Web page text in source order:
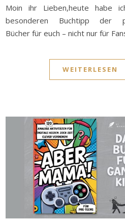
Moin ihr Lieben,heute habe
besonderen Buchtipp der
Bücher für euch – nicht nur für
WEITERLESEN